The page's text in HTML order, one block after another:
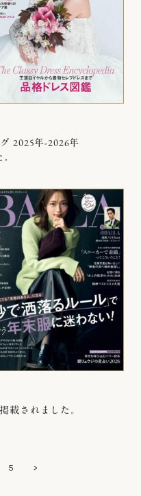
2025年-2026年
載されました。
5 >